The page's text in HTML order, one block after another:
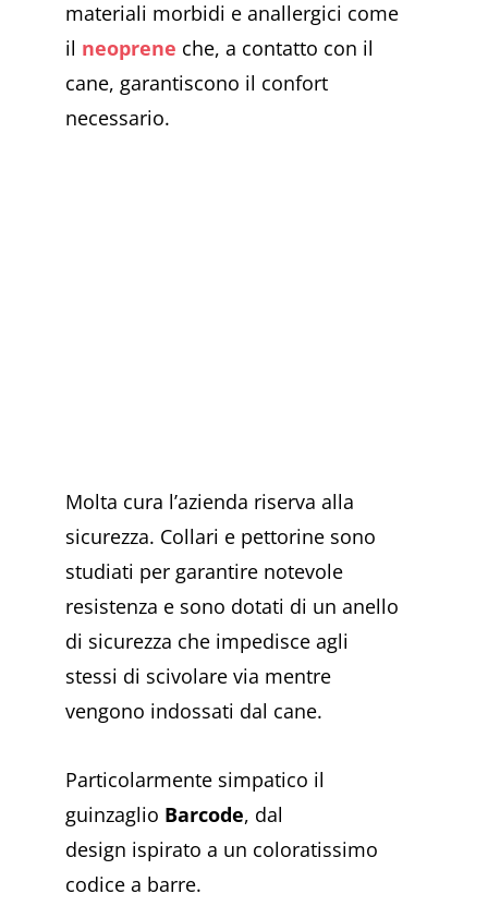
materiali morbidi e anallergici come
il neoprene che, a contatto con il
cane, garantiscono il confort
necessario.
Molta cura l’azienda riserva alla
sicurezza. Collari e pettorine sono
studiati per garantire notevole
resistenza e sono dotati di un anello
di sicurezza che impedisce agli
stessi di scivolare via mentre
vengono indossati dal cane.
Particolarmente simpatico il
guinzaglio Barcode, dal
design ispirato a un coloratissimo
codice a barre.